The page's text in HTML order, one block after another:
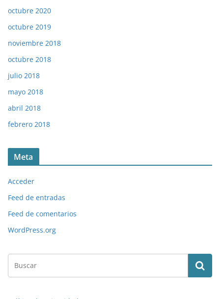
octubre 2020
octubre 2019
noviembre 2018
octubre 2018
julio 2018
mayo 2018
abril 2018
febrero 2018
Meta
Acceder
Feed de entradas
Feed de comentarios
WordPress.org